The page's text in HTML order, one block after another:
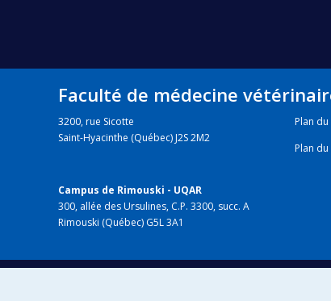
Faculté de médecine
3200, rue Sicotte
Saint-Hyacinthe (Québec) J2S 2M2
Campus de Rimouski - UQAR
300, allée des Ursulines, C.P. 3300, succ. A
Rimouski (Québec) G5L 3A1
Plan
Plan